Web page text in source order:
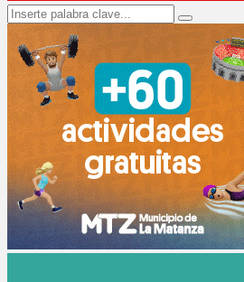
Search
for:
Search